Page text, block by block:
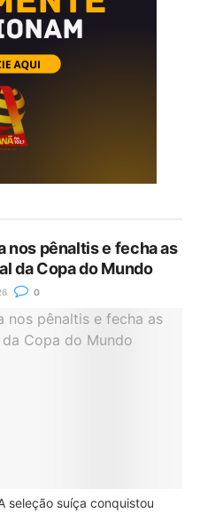
nos pênaltis e fecha as
da Copa do Mundo
0
seleção suíça conquistou